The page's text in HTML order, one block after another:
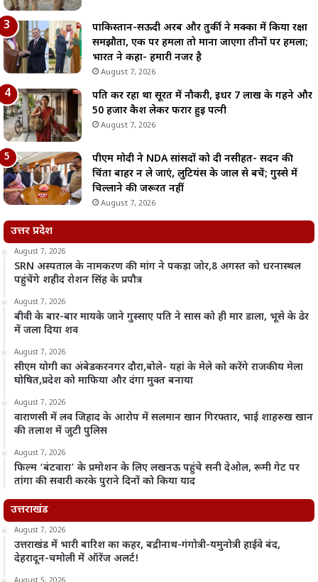
पाकिस्तान-सऊदी अरब और तुर्की ने मक्का में किया रक्षा
समझौता, एक पर हमला तो माना जाएगा तीनों पर हमला;
भारत ने कहा- हमारी नजर है
August 7, 2026
पति कर रहा था सूरत में नौकरी, इधर 7 लाख के गहने और
50 हजार कैश लेकर फरार हुई पत्नी
August 7, 2026
पीएम मोदी ने NDA सांसदों को दी नसीहत- सदन की
चिंता बाहर न ले जाएं, लुटियंस के जाल से बचें; गुस्से में
चिल्लाने की जरूरत नहीं
August 7, 2026
उत्तर प्रदेश
August 7, 2026
SRN अस्पताल के नामकरण की मांग ने पकड़ा जोर,8 अगस्त को धरनास्थल
पहुंचेंगे शहीद रोशन सिंह के प्रपौत्र
August 7, 2026
बीवी के बार-बार मायके जाने गुस्साए पति ने सास को ही मार डाला, भूसे के ढेर
में जला दिया शव
August 7, 2026
सीएम योगी का अंबेडकरनगर दौरा,बोले- यहां के मेले को करेंगे राजकीय मेला
घोषित,प्रदेश को माफिया और दंगा मुक्त बनाया
August 7, 2026
वाराणसी में लव जिहाद के आरोप में सलमान खान गिरफ्तार, भाई शाहरुख खान
की तलाश में जुटी पुलिस
August 7, 2026
फिल्म ‘बंटवारा’ के प्रमोशन के लिए लखनऊ पहुंचे सनी देओल, रूमी गेट पर
तांगा की सवारी करके पुराने दिनों को किया याद
उत्तराखंड
August 7, 2026
उत्तराखंड में भारी बारिश का कहर, बद्रीनाथ-गंगोत्री-यमुनोत्री हाईवे बंद,
देहरादून-चमोली में ऑरेंज अलर्ट!